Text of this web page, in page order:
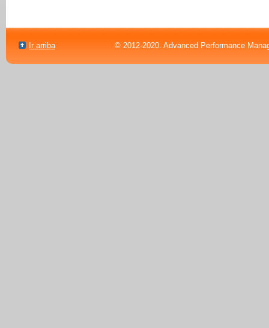
Ir arriba © 2012-2020. Advanced Performance